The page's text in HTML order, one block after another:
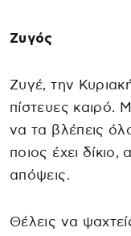
Ζυγός
Ζυγέ, την
πίστευες καιρό.
να τα βλέπεις
ποιος έχει
απόψεις.
Θέλεις να